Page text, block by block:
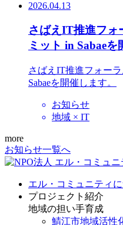
2026.04.13
さばえIT推進フォ
ミット in Sabaeを
さばえIT推進フォー
Sabaeを開催します。
お知らせ
地域 × IT
more
お知らせ一覧へ
エル・コミュニティ
プロジェクト紹介
地域の担い手育成
鯖江市地域活性